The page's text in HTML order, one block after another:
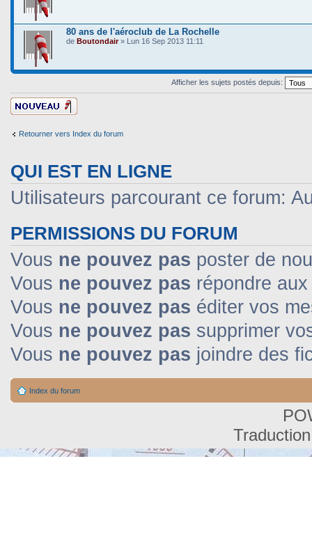
80 ans de l'aéroclub de La Rochelle
de Boutondair» Lun 16 Sep 2013 11:11
Afficher les sujets postés depuis:
Ecrire un nouveau
sujet
Retourner vers Index du forum
QUI EST EN LIGNE
Utilisateurs parcourant ce forum:
PERMISSIONS DU FORUM
Vous ne pouvez pas poster de
Vous ne pouvez pas répondre
Vous ne pouvez pas éditer vos
Vous ne pouvez pas supprimer
Vous ne pouvez pas joindre des
Index du forum